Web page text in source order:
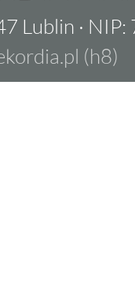
Lublin · NIP:
(h8)